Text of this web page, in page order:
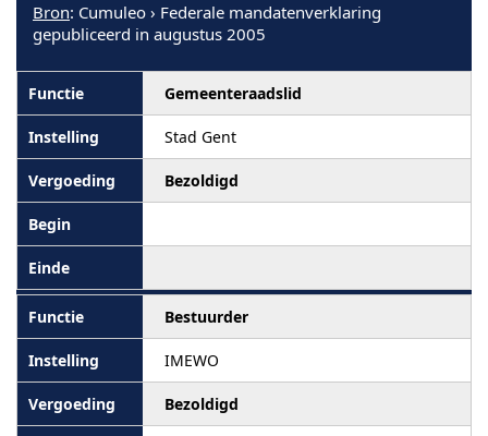
Bron: Cumuleo › Federale mandatenverklaring
gepubliceerd in augustus 2005
Gemeenteraadslid
Stad Gent
Bezoldigd
Bestuurder
IMEWO
Bezoldigd